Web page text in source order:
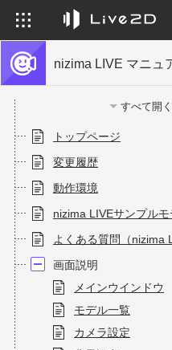
nizima LIVE マニュ
すべて開く
トップページ
変更履歴
動作環境
nizima LIVEサンプル
よくある質問（nizima
画面説明
メインウインドウ
モデル一覧
カメラ設定